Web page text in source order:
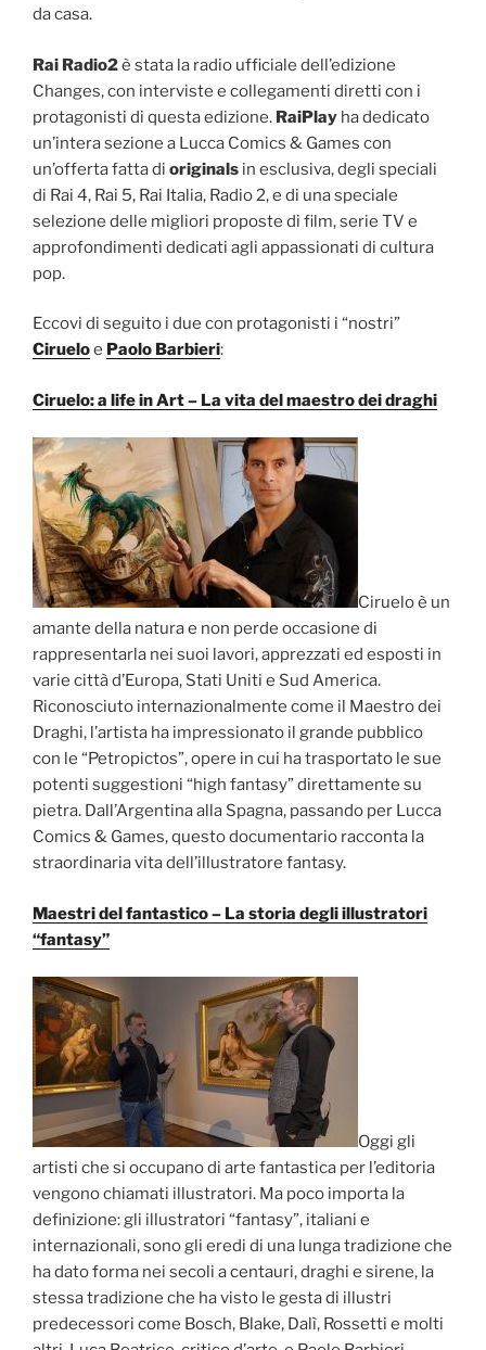
da casa.
Rai Radio2è stata la radio ufficiale dell’edizione
Changes, con interviste e collegamenti diretti con i
protagonisti di questa edizione. RaiPlay ha dedicato
un’intera sezione a Lucca Comics & Games con
un’offerta fatta di originals in esclusiva, degli speciali
di Rai 4, Rai 5, Rai Italia, Radio 2, e di una speciale
selezione delle migliori proposte di film, serie TV e
approfondimenti dedicati agli appassionati di cultura
pop.
Eccovi di seguito i due con protagonisti i “nostri”
Cirueloe Paolo Barbieri:
Ciruelo: a life in Art – La vita del maestro dei draghi
Ciruelo è un
amante della natura e non perde occasione di
rappresentarla nei suoi lavori, apprezzati ed esposti in
varie città d’Europa, Stati Uniti e Sud America.
Riconosciuto internazionalmente come il Maestro dei
Draghi, l’artista ha impressionato il grande pubblico
con le “Petropictos”, opere in cui ha trasportato le sue
potenti suggestioni “high fantasy” direttamente su
pietra. Dall’Argentina alla Spagna, passando per Lucca
Comics & Games, questo documentario racconta la
straordinaria vita dell’illustratore fantasy.
Maestri del fantastico – La storia degli illustratori
“fantasy”
Oggi gli
artisti che si occupano di arte fantastica per l’editoria
vengono chiamati illustratori. Ma poco importa la
definizione: gli illustratori “fantasy”, italiani e
internazionali, sono gli eredi di una lunga tradizione che
ha dato forma nei secoli a centauri, draghi e sirene, la
stessa tradizione che ha visto le gesta di illustri
predecessori come Bosch, Blake, Dalì, Rossetti e molti